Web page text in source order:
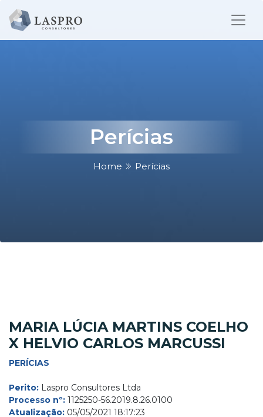
Perícias
Home Perícias
MARIA LÚCIA MARTINS COELHO
X HELVIO CARLOS MARCUSSI
PERÍCIAS
Perito: Laspro Consultores Ltda
Processo nº: 1125250-56.2019.8.26.0100
Atualização: 05/05/2021 18:17:23